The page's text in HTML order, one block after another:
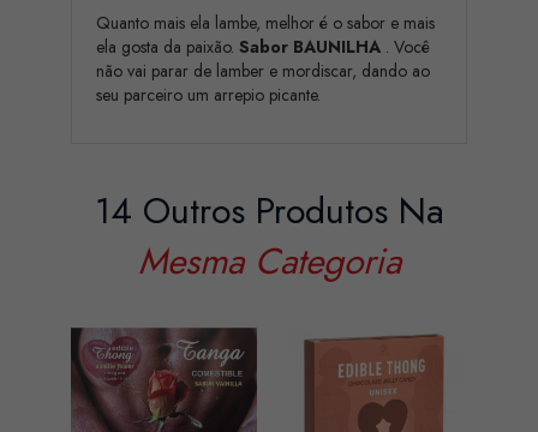
Quanto mais ela lambe, melhor é o sabor e mais
ela gosta da paixão. Sabor BAUNILHA . Você
não vai parar de lamber e mordiscar, dando ao
seu parceiro um arrepio picante.
14 Outros Produtos Na
Mesma Categoria